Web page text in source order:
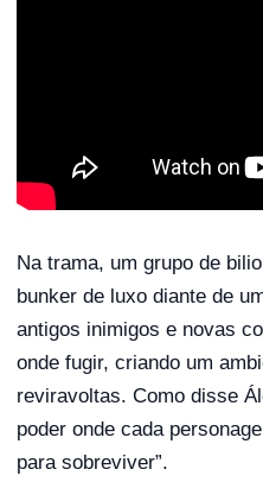
Na trama, um grupo de
bunker de luxo diante de
antigos inimigos e novas
onde fugir, criando um
reviravoltas. Como disse
poder onde cada
para sobreviver”.